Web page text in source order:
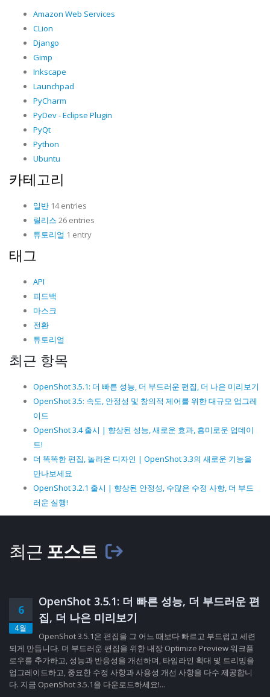
Amazon Web Services
CLion
Django
Gimp
Inkscape
Launchpad
PyCharm
PyDev - Eclipse Plugin
PyQt
Python
Ubuntu
카테고리
일반 14 entries
릴리스 26 entries
튜토리얼 1 entry
태그
API
피드백
마스크
전환
튜토리얼
최근 항목
OpenShot 3.5.1: 더 빠른 성능, 더 부드러운 편집, 더 나은 미리보기
OpenShot 3.5: 속도, 안정성 및 창의적 제어를 위한 대규모 업그레
이드
OpenShot 3.4 출시 | 향상된 성능, 새로운 효과, 흥미로운 업데이
트!
더 똑똑한 편집, 놀라운 디자인 | OpenShot 3.3의 새로운 기능을
만나보세요
OpenShot 3.2.1 출시 | 향상된 안정성, 수많은 수정 사항, 더 부드
러운 실행!
최근 포스트
6
4월
OpenShot 3.5.1: 더 빠른 성능, 더 부드러운 편
집, 더 나은 미리보기
OpenShot 3.5.1은 편집을 그 어느 때보다 빠르고 부드럽고 세련
되게 만듭니다. 더 부드러운 편집을 위한 내장 Optimize Preview 워크플
로우를 추가하고, 성능과 반응성을 개선하며, 타임라인 확대 및 트리밍을
업그레이드하고, 중요한 수정 사항과 사용성 개선 사항을 다수 제공합니
다. 지금 OpenShot 3.5.1을 다운로드하세요!...